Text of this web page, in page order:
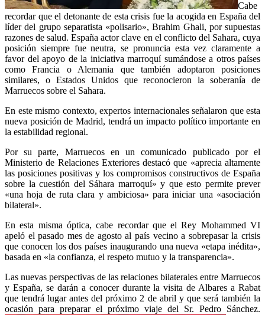
Cabe
recordar que el detonante de esta crisis fue la acogida en España del
líder del grupo separatista «polisario», Brahim Ghali, por supuestas
razones de salud.España actor clave en el conflicto del Sahara, cuya
posición siempre fue neutra, se pronuncia esta vez claramente a
favor del apoyo de la iniciativa marroquí sumándose a otros países
como Francia o Alemania que también adoptaron posiciones
similares, o Estados Unidos que reconocieron la soberanía de
Marruecos sobre el Sahara.
En este mismo contexto, expertos internacionales señalaron que esta
nueva posición de Madrid, tendrá un impacto político importante en
la estabilidad regional.
Por su parte, Marruecos en un comunicado publicado por el
Ministerio de Relaciones Exteriores destacó que «aprecia altamente
las posiciones positivas y los compromisos constructivos de España
sobre la cuestión del Sáhara marroquí» y que esto permite prever
«una hoja de ruta clara y ambiciosa» para iniciar una «asociación
bilateral».
En esta misma óptica, cabe recordar que el Rey Mohammed VI
apeló el pasado mes de agosto al país vecino a sobrepasar la crisis
que conocen los dos países inaugurando una nueva «etapa inédita»,
basada en «la confianza, el respeto mutuo y la transparencia».
Las nuevas perspectivas de las relaciones bilaterales entre Marruecos
y España, se darán a conocer durante la visita de Albares a Rabat
que tendrá lugar antes del próximo 2 de abril y que será también la
ocasión para preparar el próximo viaje del Sr. Pedro Sánchez.